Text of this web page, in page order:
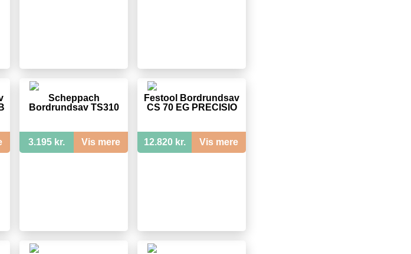
Scheppach
Bordrundsav TS310
3.195 kr. Vis mere
Festool Bordrundsav
CS 70 EG PRECISIO
12.820 kr. Vis mere